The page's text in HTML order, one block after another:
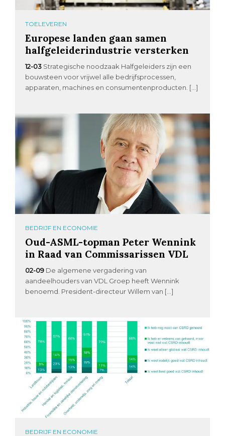
TOELEVEREN
Europese landen gaan samen
halfgeleiderindustrie versterken
12-03 Strategische noodzaak Halfgeleiders zijn een
bouwsteen voor vrijwel alle bedrijfsprocessen,
apparaten, machines en consumentenproducten. […]
BEDRIJF EN ECONOMIE
Oud-ASML-topman Peter Wennink
in Raad van Commissarissen VDL
02-09 De algemene vergadering van
aandeelhouders van VDL Groep heeft Wennink
benoemd. President-directeur Willem van […]
BEDRIJF EN ECONOMIE